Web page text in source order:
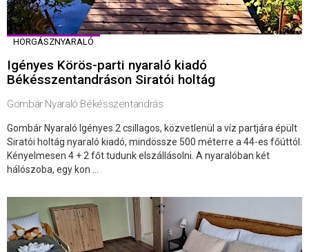
HORGÁSZNYARALÓ
Igényes Körös-parti nyaraló kiadó
Békésszentandráson Siratói holtág
Gombár Nyaraló Békésszentandrás
Gombár Nyaraló Igényes 2 csillagos, közvetlenül a víz partjára épült
Siratói holtág nyaraló kiadó, mindössze 500 méterre a 44-es főúttól.
Kényelmesen 4 + 2 főt tudunk elszállásolni. A nyaralóban két
hálószoba, egy kon ...